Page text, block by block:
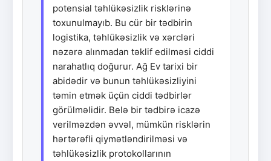
potensial təhlükəsizlik risklərinə
toxunulmayıb. Bu cür bir tədbirin
logistika, təhlükəsizlik və xərcləri
nəzərə alınmadan təklif edilməsi ciddi
narahatlıq doğurur. Ağ Ev tarixi bir
abidədir və bunun təhlükəsizliyini
təmin etmək üçün ciddi tədbirlər
görülməlidir. Belə bir tədbirə icazə
verilməzdən əvvəl, mümkün risklərin
hərtərəfli qiymətləndirilməsi və
təhlükəsizlik protokollarının